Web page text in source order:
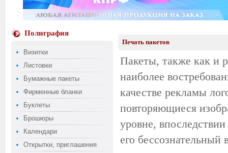
Полиграфия
Визитки
Листовки
Бумажные пакеты
Фирменные бланки
Буклеты
Брошюры
Календари
Открытки, приглашения
Печать пакетов
Пакеты, также как и
наиболее
качестве рекламы
повторяющиеся
уровне,
его